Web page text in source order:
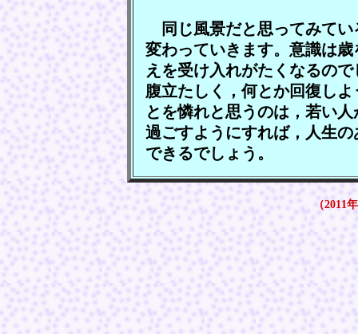
同じ風景だと思ってみてい
変わっていきます。意識は
えを受け入れがたくなるの
腹立たしく，何とか回復し
とを憐れと思うのは，若い
過ごすようにすれば，人生
できるでしょう。
（2011